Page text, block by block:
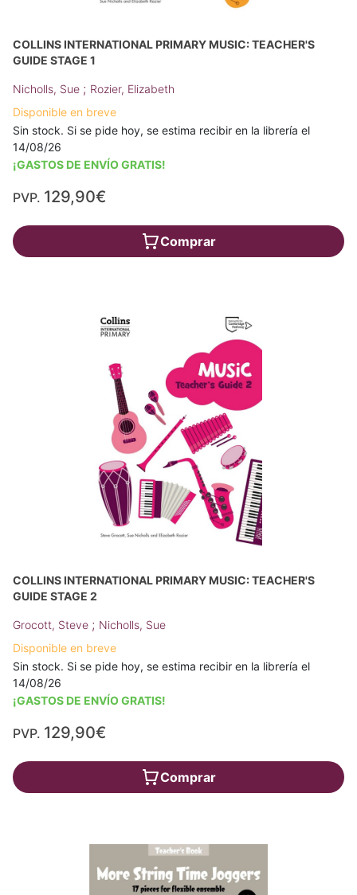
COLLINS INTERNATIONAL PRIMARY MUSIC: TEACHER'S
GUIDE STAGE 1
Nicholls, Sue ; Rozier, Elizabeth
Disponible en breve
Sin stock. Si se pide hoy, se estima recibir en la librería el
14/08/26
¡GASTOS DE ENVÍO GRATIS!
PVP. 129,90€
Comprar
COLLINS INTERNATIONAL PRIMARY MUSIC: TEACHER'S
GUIDE STAGE 2
Grocott, Steve ; Nicholls, Sue
Disponible en breve
Sin stock. Si se pide hoy, se estima recibir en la librería el
14/08/26
¡GASTOS DE ENVÍO GRATIS!
PVP. 129,90€
Comprar